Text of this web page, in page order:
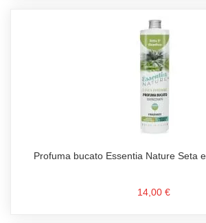
Profuma bucato Essentia Nature Seta
14,00 €